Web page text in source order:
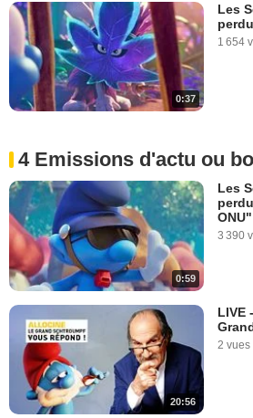
0:37
Les
1 654
4 Emissions d'actu ou
0:59
Les
ONU"
3 390
20:56
LIVE
2 vues